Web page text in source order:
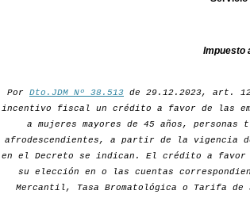
Impuesto
Por Dto.JDM Nº 38.513 de 29.12.2023, art.
incentivo fiscal un crédito a favor de las
a mujeres mayores de 45 años,
afrodescendientes, a partir de la vigencia
en el Decreto se indican. El crédito a favor
su elección en o las cuentas
Mercantil, Tasa Bromatológica o Tarifa de